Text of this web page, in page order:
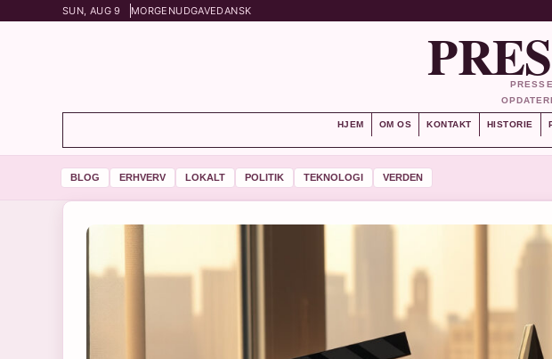
SUN, AUG 9 MORGENUDGAVEDANSK
HJEM OM OS KONTAKT HISTORIE
BLOG ERHVERV LOKALT POLITIK TEKNOLOGI VERDEN